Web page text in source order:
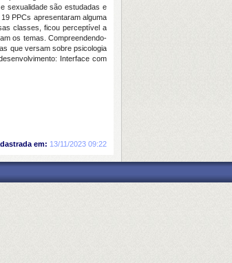
sexualidade são estudadas e
PPCs apresentaram alguma
classes, ficou perceptível a
os temas. Compreendendo-
que versam sobre psicologia
Interface com
em: 13/11/2023 09:22